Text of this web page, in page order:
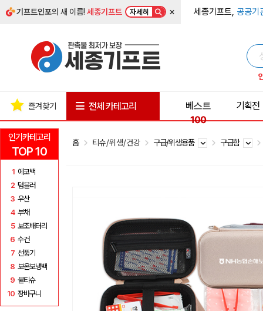
기프트인포의 새 이름!세종기프트 자세히 × 세종기프트, 공공기
인기카테고리
TOP 10
1 에코백
2 텀블러
3 우산
4 부채
5 보조배터리
6 수건
7 선풍기
8 보온보냉백
9 물티슈
10 장바구니
즐겨찾기 전체 카테고리
베스트
100
기획전
홈 티슈/위생/건강 구급/위생용품 구급함